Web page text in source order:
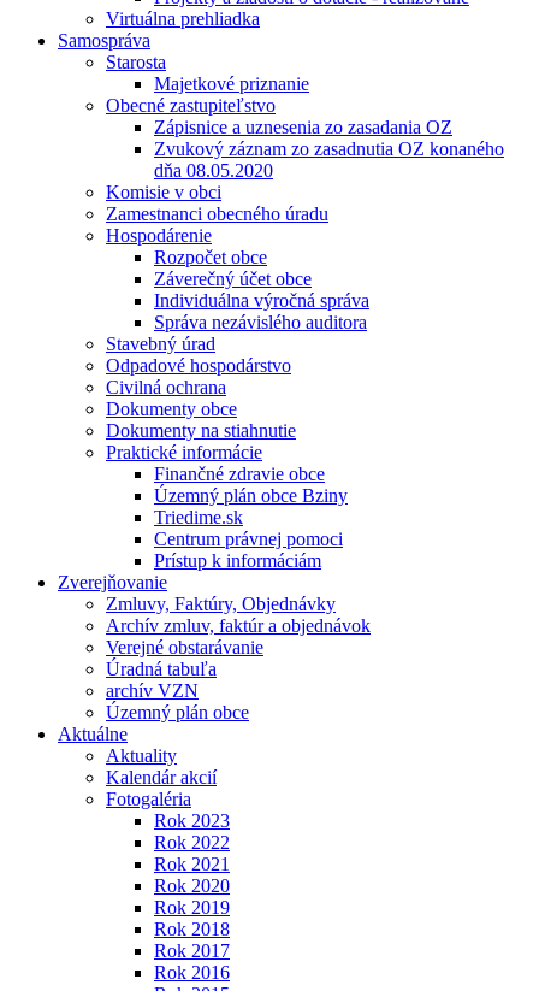
Virtuálna prehliadka
Samospráva
Starosta
Majetkové priznanie
Obecné zastupiteľstvo
Zápisnice a uznesenia zo zasadania OZ
Zvukový záznam zo zasadnutia OZ konaného
dňa 08.05.2020
Komisie v obci
Zamestnanci obecného úradu
Hospodárenie
Rozpočet obce
Záverečný účet obce
Individuálna výročná správa
Správa nezávislého auditora
Stavebný úrad
Odpadové hospodárstvo
Civilná ochrana
Dokumenty obce
Dokumenty na stiahnutie
Praktické informácie
Finančné zdravie obce
Územný plán obce Bziny
Triedime.sk
Centrum právnej pomoci
Prístup k informáciám
Zverejňovanie
Zmluvy, Faktúry, Objednávky
Archív zmluv, faktúr a objednávok
Verejné obstarávanie
Úradná tabuľa
archív VZN
Územný plán obce
Aktuálne
Aktuality
Kalendár akcií
Fotogaléria
Rok 2023
Rok 2022
Rok 2021
Rok 2020
Rok 2019
Rok 2018
Rok 2017
Rok 2016